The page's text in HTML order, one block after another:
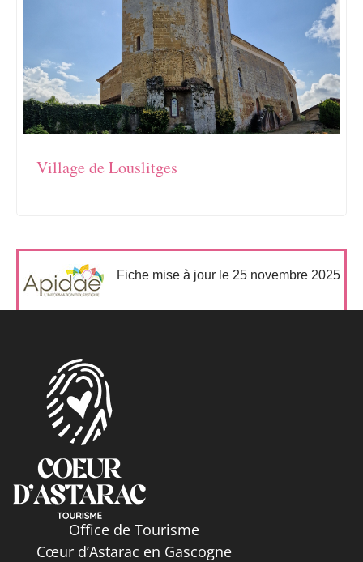
Village de Louslitges
Fiche mise à jour le 25 novembre 2025
Office de Tourisme
Cœur d’Astarac en Gascogne